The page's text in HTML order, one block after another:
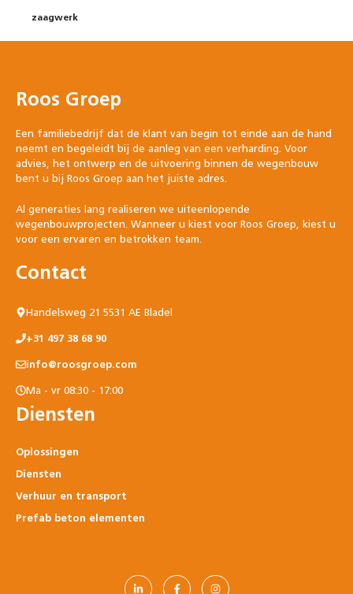
zaagwerk
Roos Groep
Een familiebedrijf dat de klant van begin tot einde aan de hand
neemt en begeleidt bij de aanleg van een verharding. Voor
advies, het ontwerp en de uitvoering binnen de wegenbouw
bent u bij Roos Groep aan het juiste adres.
Al generaties lang realiseren we uiteenlopende
wegenbouwprojecten. Wanneer u kiest voor Roos Groep, kiest u
voor een ervaren en betrokken team.
Contact
Handelsweg 21 5531 AE Bladel
+31 497 38 68 90
info@roosgroep.com
Ma - vr 08:30 - 17:00
Diensten
Oplossingen
Diensten
Verhuur en transport
Prefab beton elementen